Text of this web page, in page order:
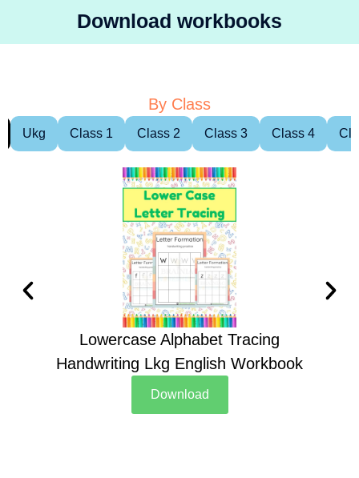
Download workbooks
By Class
Ukg Class 1 Class 2 Class 3 Class 4
Lowercase Alphabet Tracing
Handwriting Lkg English Workbook
Download